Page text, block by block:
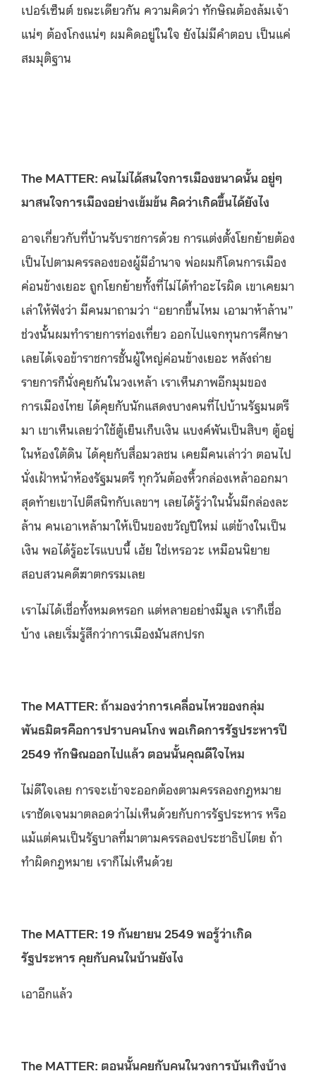
เปอร์เซ็นต์ ขณะเดียวกัน ความคิดว่า ทักษิณต้องล้มเจ้า
แน่ๆ ต้องโกงแน่ๆ ผมคิดอยู่ในใจ ยังไม่มีคำตอบ เป็นแค่
สมมุติฐาน
The MATTER: คนไม่ได้สนใจการเมืองขนาดนั้น อยู่ๆ
มาสนใจการเมืองอย่างเข้มข้น คิดว่าเกิดขึ้นได้ยังไง
อาจเกี่ยวกับที่บ้านรับราชการด้วย การแต่งตั้งโยกย้ายต้อง
เป็นไปตามครรลองของผู้มีอำนาจ พ่อผมก็โดนการเมือง
ค่อนข้างเยอะ ถูกโยกย้ายทั้งที่ไม่ได้ทำอะไรผิด เขาเคยมา
เล่าให้ฟังว่า มีคนมาถามว่า “อยากขึ้นไหม เอามาห้าล้าน”
ช่วงนั้นผมทำรายการท่องเที่ยว ออกไปแจกทุนการศึกษา
เลยได้เจอข้าราชการชั้นผู้ใหญ่ค่อนข้างเยอะ หลังถ่าย
รายการก็นั่งคุยกันในวงเหล้า เราเห็นภาพอีกมุมของ
การเมืองไทย ได้คุยกับนักแสดงบางคนที่ไปบ้านรัฐมนตรี
มา เขาเห็นเลยว่าใช้ตู้เย็นเก็บเงิน แบงค์พันเป็นสิบๆ ตู้อยู่
ในห้องใต้ดิน ได้คุยกับสื่อมวลชน เคยมีคนเล่าว่า ตอนไป
นั่งเฝ้าหน้าห้องรัฐมนตรี ทุกวันต้องหิ้วกล่องเหล้าออกมา
สุดท้ายเขาไปตีสนิทกับเลขาฯ เลยได้รู้ว่าในนั้นมีกล่องละ
ล้าน คนเอาเหล้ามาให้เป็นของขวัญปีใหม่ แต่ข้างในเป็น
เงิน พอได้รู้อะไรแบบนี้ เฮ้ย ใช่เหรอวะ เหมือนนิยาย
สอบสวนคดีฆาตกรรมเลย
เราไม่ได้เชื่อทั้งหมดหรอก แต่หลายอย่างมีมูล เราก็เชื่อ
บ้าง เลยเริ่มรู้สึกว่าการเมืองมันสกปรก
The MATTER: ถ้ามองว่าการเคลื่อนไหวของกลุ่ม
พันธมิตรคือการปราบคนโกง พอเกิดการรัฐประหารปี
2549 ทักษิณออกไปแล้ว ตอนนั้นคุณดีใจไหม
ไม่ดีใจเลย การจะเข้าจะออกต้องตามครรลองกฎหมาย
เราชัดเจนมาตลอดว่าไม่เห็นด้วยกับการรัฐประหาร หรือ
แม้แต่คนเป็นรัฐบาลที่มาตามครรลองประชาธิปไตย ถ้า
ทำผิดกฎหมาย เราก็ไม่เห็นด้วย
The MATTER: 19 กันยายน 2549 พอรู้ว่าเกิด
รัฐประหาร คุยกับคนในบ้านยังไง
เอาอีกแล้ว
The MATTER: ตอนนั้นคุยกับคนในวงการบันเทิงบ้าง